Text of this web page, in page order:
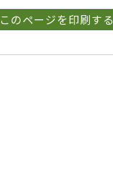
このページを印刷する